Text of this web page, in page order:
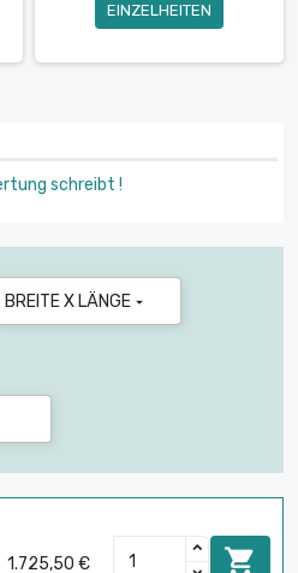
EINZELHEITEN
schreibt !
BREITE X LÄNGE 
1.725,50 € 